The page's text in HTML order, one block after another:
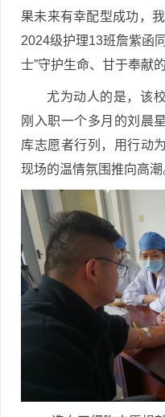
果未来有幸配型成功，
2024级护理13班詹紫函
士”守护生命、甘于奉献
尤为动人的是，该
刚入职一个多月的刘晨
库志愿者行列，用行动
现场的温情氛围推向高潮